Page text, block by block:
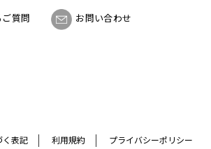
ご質問 お問い合わせ
く表記 利用規約 プライバシーポリシー